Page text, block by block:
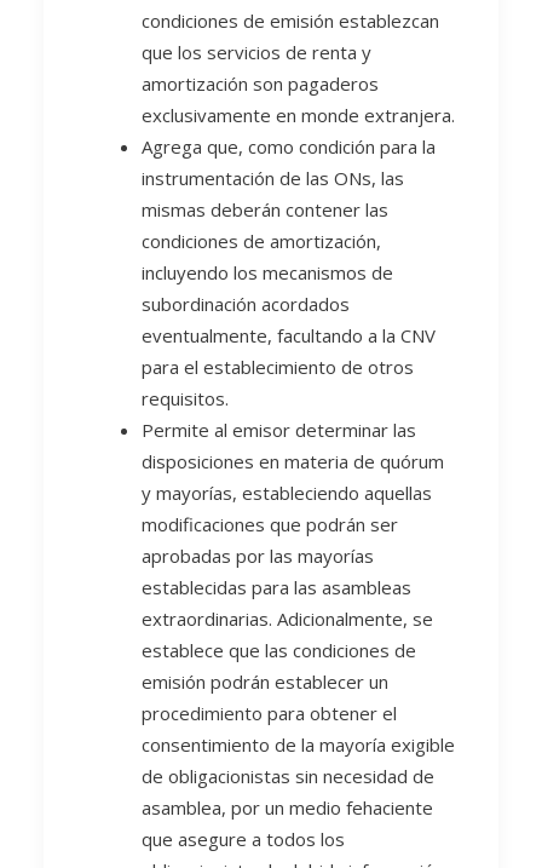
condiciones de emisión establezcan
que los servicios de renta y
amortización son pagaderos
exclusivamente en monde extranjera.
Agrega que, como condición para la
instrumentación de las ONs, las
mismas deberán contener las
condiciones de amortización,
incluyendo los mecanismos de
subordinación acordados
eventualmente, facultando a la CNV
para el establecimiento de otros
requisitos.
Permite al emisor determinar las
disposiciones en materia de quórum
y mayorías, estableciendo aquellas
modificaciones que podrán ser
aprobadas por las mayorías
establecidas para las asambleas
extraordinarias. Adicionalmente, se
establece que las condiciones de
emisión podrán establecer un
procedimiento para obtener el
consentimiento de la mayoría exigible
de obligacionistas sin necesidad de
asamblea, por un medio fehaciente
que asegure a todos los